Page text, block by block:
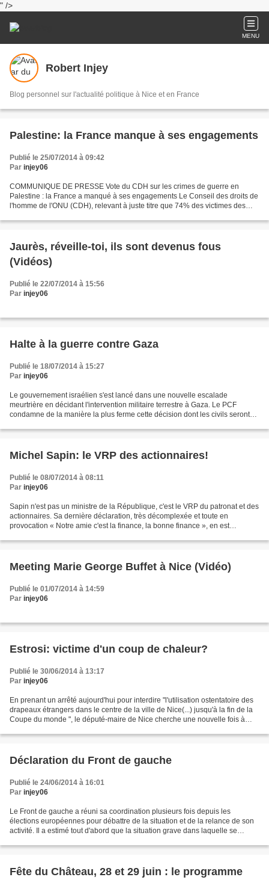
" />
MENU
Robert Injey
Blog personnel sur l'actualité politique à Nice et en France
Palestine: la France manque à ses engagements
Publié le 25/07/2014 à 09:42
Par injey06
COMMUNIQUE DE PRESSE Vote du CDH sur les crimes de guerre en
Palestine : la France a manqué à ses engagements Le Conseil des droits de
l'homme de l'ONU (CDH), relevant à juste titre que 74% des victimes des
Jaurès, réveille-toi, ils sont devenus fous
(Vidéos)
Publié le 22/07/2014 à 15:56
Par injey06
Halte à la guerre contre Gaza
Publié le 18/07/2014 à 15:27
Par injey06
Le gouvernement israélien s'est lancé dans une nouvelle escalade
meurtrière en décidant l'intervention militaire terrestre à Gaza. Le PCF
condamne de la manière la plus ferme cette décision dont les civils seront
Michel Sapin: le VRP des actionnaires!
Publié le 08/07/2014 à 08:11
Par injey06
Sapin n'est pas un ministre de la République, c'est le VRP du patronat et des
actionnaires. Sa dernière déclaration, très décomplexée et toute en
provocation « Notre amie c'est la finance, la bonne finance », en est
Meeting Marie George Buffet à Nice (Vidéo)
Publié le 01/07/2014 à 14:59
Par injey06
Estrosi: victime d'un coup de chaleur?
Publié le 30/06/2014 à 13:17
Par injey06
En prenant un arrêté aujourd'hui pour interdire "l'utilisation ostentatoire des
drapeaux étrangers dans le centre de la ville de Nice(...) jusqu'à la fin de la
Coupe du monde ", le député-maire de Nice cherche une nouvelle fois à
Déclaration du Front de gauche
Publié le 24/06/2014 à 16:01
Par injey06
Le Front de gauche a réuni sa coordination plusieurs fois depuis les
élections européennes pour débattre de la situation et de la relance de son
activité. Il a estimé tout d'abord que la situation grave dans laquelle se
Fête du Château, 28 et 29 juin : le programme